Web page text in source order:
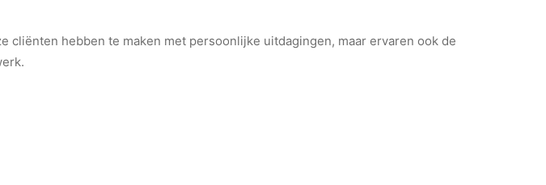
hebben te maken met persoonlijke uitdagingen, maar ervaren ook de